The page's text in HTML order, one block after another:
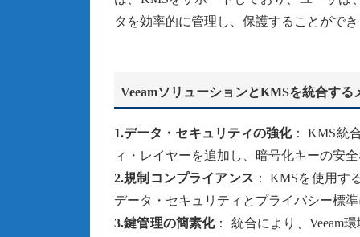
タを効率的に管理し、保護することがで
VeeamソリューションとKMSを統合する
1.データ・セキュリティの強化： KMS統
ィ・レイヤーを追加し、暗号化キーの安
2.規制コンプライアンス ： KMSを使用す
データ・セキュリティとプライバシー標
3.鍵管理の簡素化： 統合により、Veeam